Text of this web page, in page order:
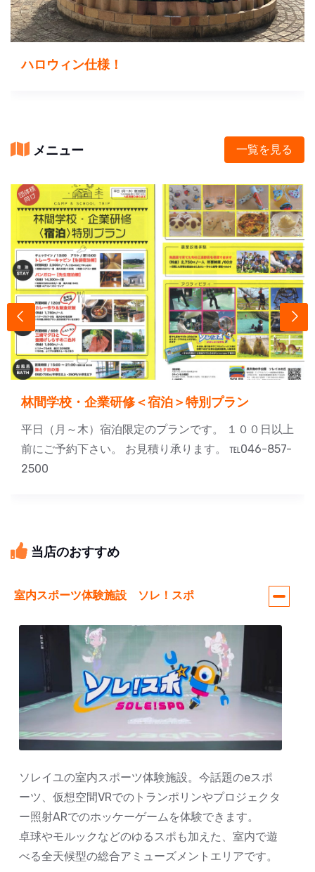
ハロウィン仕様！
メニュー 一覧を見る
林間学校・企業研修＜宿泊＞特別プラン
平日（月～木）宿泊限定のプランです。 １００日以上
前にご予約下さい。 お見積り承ります。 ℡046-857-
2500
当店のおすすめ
室内スポーツ体験施設 ソレ！スポ
ソレイユの室内スポーツ体験施設。今話題のeスポ
ーツ、仮想空間VRでのトランポリンやプロジェクタ
ー照射ARでのホッケーゲームを体験できます。
卓球やモルックなどのゆるスポも加えた、室内で遊
べる全天候型の総合アミューズメントエリアです。